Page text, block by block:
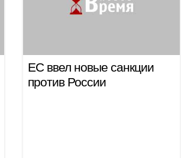
ЕС ввел новые санкции
против России